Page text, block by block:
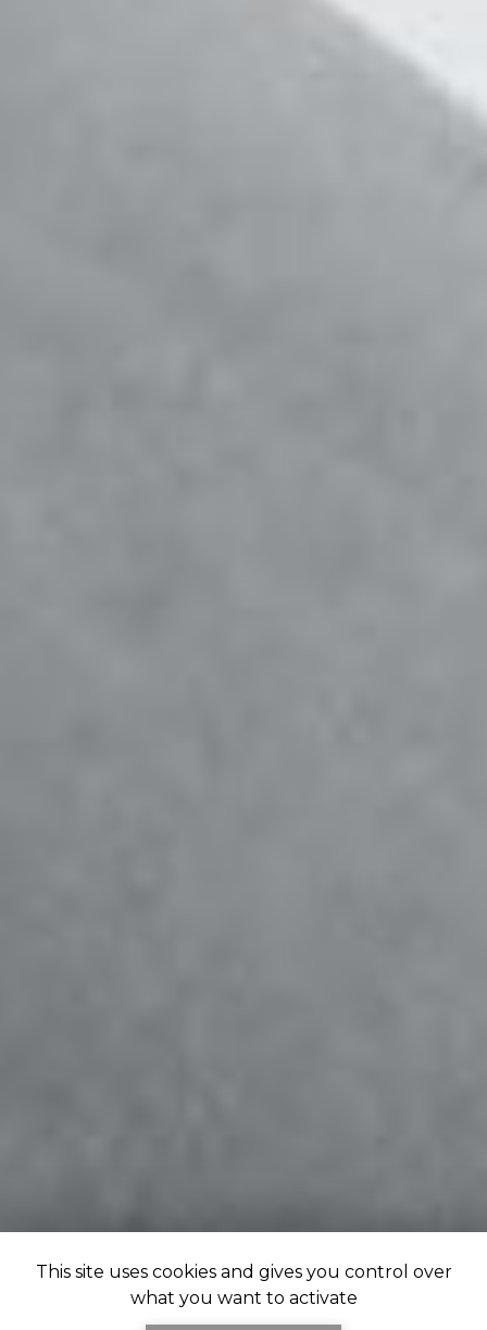
This site uses cookies and gives you control over
what you want to activate